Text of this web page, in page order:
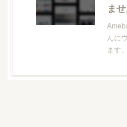
ま
んに
ます。